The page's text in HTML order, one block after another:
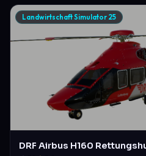
Landwirtschaft Simulator 25
DRF Airbus H160